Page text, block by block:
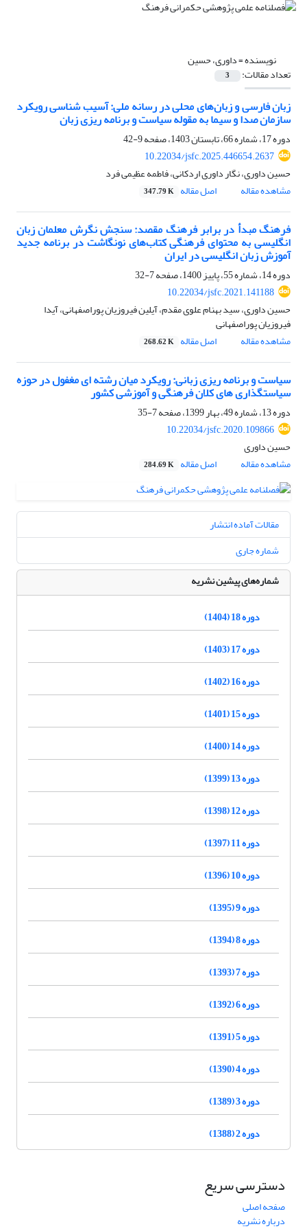
نویسنده =داوری، حسین
تعداد مقالات: 3
زبان فارسی و زبان‌های محلی در رسانه ملی: آسیب شناسی رویکرد
سازمان صدا و سیما به مقوله سیاست و برنامه ریزی زبان
دوره 17، شماره 66، تابستان 1403، صفحه
9-42
10.22034/jsfc.2025.446654.2637
حسین داوری، نگار داوری اردکانی، فاطمه عظیمی فرد
مشاهده مقاله
اصل مقاله 347.79 K
فرهنگ مبدأ در برابر فرهنگ مقصد: سنجش نگرش معلمان زبان
انگلیسی به محتوای فرهنگی کتاب‌های نونگاشت در برنامه جدید
آموزش زبان انگلیسی در ایران
دوره 14، شماره 55، پاییز 1400، صفحه
7-32
10.22034/jsfc.2021.141188
حسین داوری، سید بهنام علوی مقدم، آیلین فیروزیان پوراصفهانی، آیدا
فیروزیان پوراصفهانی
مشاهده مقاله
اصل مقاله 268.62 K
سیاست و برنامه ریزی زبانی: رویکرد میان رشته ای مغفول در حوزه
سیاستگذاری های کلان فرهنگی و آموزشی کشور
دوره 13، شماره 49، بهار 1399، صفحه
7-35
10.22034/jsfc.2020.109866
حسین داوری
مشاهده مقاله
اصل مقاله 284.69 K
مقالات آماده انتشار
شماره جاری
شماره‌های پیشین نشریه
دوره 18 (1404)
دوره 17 (1403)
دوره 16 (1402)
دوره 15 (1401)
دوره 14 (1400)
دوره 13 (1399)
دوره 12 (1398)
دوره 11 (1397)
دوره 10 (1396)
دوره 9 (1395)
دوره 8 (1394)
دوره 7 (1393)
دوره 6 (1392)
دوره 5 (1391)
دوره 4 (1390)
دوره 3 (1389)
دوره 2 (1388)
دسترسی سریع
صفحه اصلی
درباره نشریه